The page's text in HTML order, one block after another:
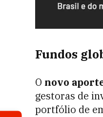
Fundos
O novo
gestoras de
portfólio de